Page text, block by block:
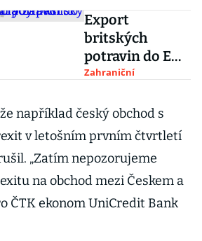
Export
britských
potravin do EU
drhne. S lejstry
ryb, čokolády i
whisky
Zahraniční
například český obchod s
v letošním prvním čtvrtletí
„Zatím nepozorujeme
na obchod mezi Českem a
ČTK ekonom UniCredit Bank